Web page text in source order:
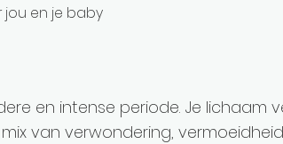
jou en je baby
en intense periode. Je lichaam
van verwondering, vermoeidheid